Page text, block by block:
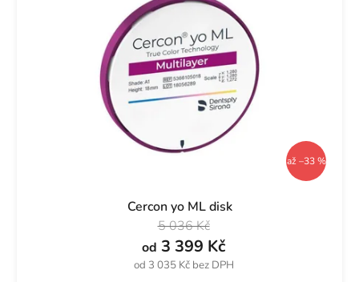
až –33 %
Cercon yo ML disk
od 3 035 Kč bez DPH
od 3 399 Kč
5 036 Kč